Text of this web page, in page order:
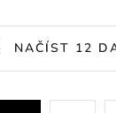
NAČÍST 12